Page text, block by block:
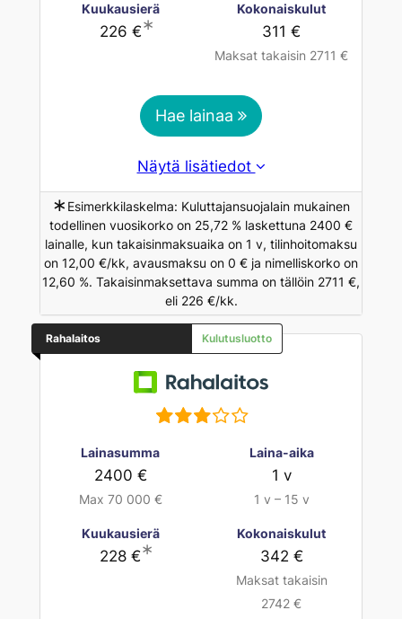
Kuukausierä
226 €∗
Kokonaiskulut
311 €
Maksat takaisin 2711 €
Hae lainaa
Näytä lisätiedot
∗ Esimerkkilaskelma: Kuluttajansuojalain mukainen
todellinen vuosikorko on 25,72 % laskettuna 2400 €
lainalle, kun takaisinmaksuaika on 1 v, tilinhoitomaksu
on 12,00 €/kk, avausmaksu on 0 € ja nimelliskorko on
12,60 %. Takaisinmaksettava summa on tällöin 2711 €,
eli 226 €/kk.
Rahalaitos Kulutusluotto
Lainasumma
2400 €
Max 70 000 €
Laina-aika
1 v
1 v – 15 v
Kuukausierä
228 €∗
Kokonaiskulut
342 €
Maksat takaisin
2742 €